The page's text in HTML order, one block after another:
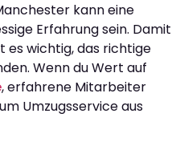
kann eine
Erfahrung sein. Damit
es wichtig, das richtige
Wenn du Wert auf
, erfahrene Mitarbeiter
Umzugsservice aus